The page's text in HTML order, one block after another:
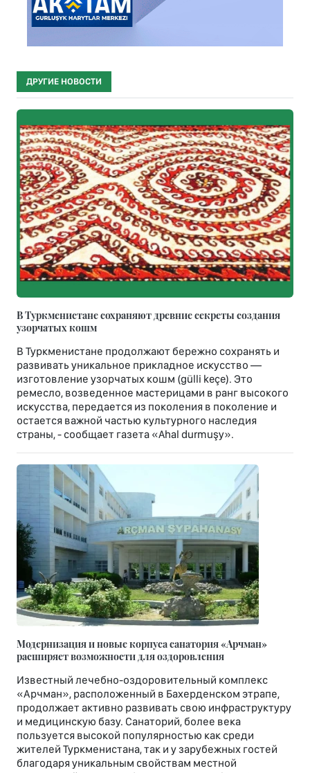
ДРУГИЕ НОВОСТИ
В Туркменистане сохраняют древние секреты создания
узорчатых кошм
В Туркменистане продолжают бережно сохранять и
развивать уникальное прикладное искусство —
изготовление узорчатых кошм (gülli keçe). Это
ремесло, возведенное мастерицами в ранг высокого
искусства, передается из поколения в поколение и
остается важной частью культурного наследия
страны, - сообщает газета «Ahal durmuşy».
Модернизация и новые корпуса санатория «Арчман»
расширяет возможности для оздоровления
Известный лечебно-оздоровительный комплекс
«Арчман», расположенный в Бахерденском этрапе,
продолжает активно развивать свою инфраструктуру
и медицинскую базу. Санаторий, более века
пользуется высокой популярностью как среди
жителей Туркменистана, так и у зарубежных гостей
благодаря уникальным свойствам местной